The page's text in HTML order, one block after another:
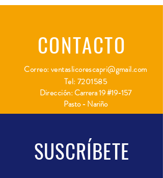
CONTACTO
Correo:ventaslicorescapri@gmail.com
Tel:7201585
Dirección:Carrera 19 #19-157
Pasto - Nariño
SUSCRÍBETE